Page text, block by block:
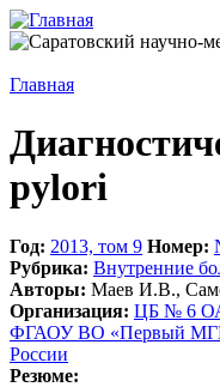
Главная
pylori
Год: 2013, том 9 Номер:
Рубрика: Внутренние
Авторы: Маев И.В.,
Организация: ЦБ № 6
ФГАОУ ВО «Первый
России
Резюме: